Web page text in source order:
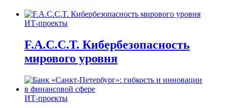
ИТ-проекты
F.A.C.C.T. Кибербезопасность
мирового уровня
ИТ-проекты